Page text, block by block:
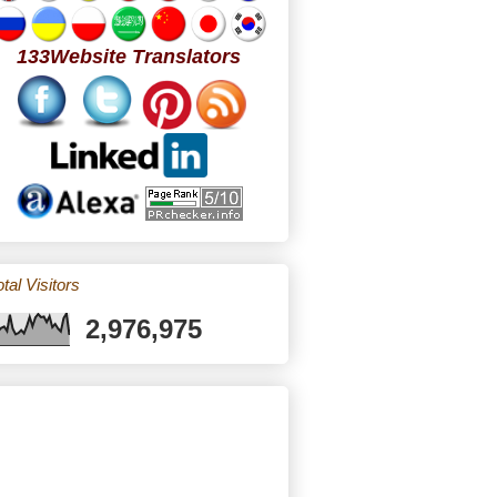
133Website Translators
Visitors
2,976,975